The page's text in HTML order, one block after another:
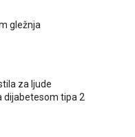
gležnja
za ljude
dijabetesom tipa 2